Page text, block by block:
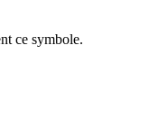
ce symbole.